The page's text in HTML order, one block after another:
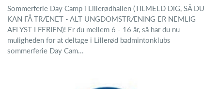
Sommerferie Day Camp i Lillerødhallen (TILMELD DIG, SÅ DU
KAN FÅ TRÆNET - ALT UNGDOMSTRÆNING ER NEMLIG
AFLYST I FERIEN)! Er du mellem 6 - 16 år, så har du nu
muligheden for at deltage i Lillerød badmintonklubs
sommerferie Day Cam...